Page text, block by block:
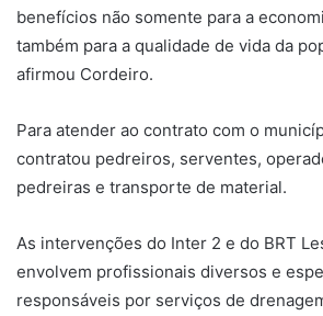
benefícios não somente para a
também para a qualidade de vida da
afirmou Cordeiro.
Para atender ao contrato com o
contratou pedreiros, serventes,
pedreiras e transporte de material.
As intervenções do Inter 2 e do BRT
envolvem profissionais diversos e
responsáveis por serviços de